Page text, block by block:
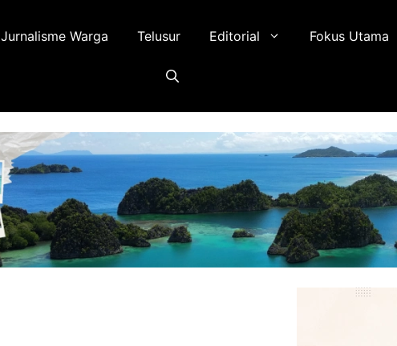
Jurnalisme Warga Telusur Editorial Fokus Utama